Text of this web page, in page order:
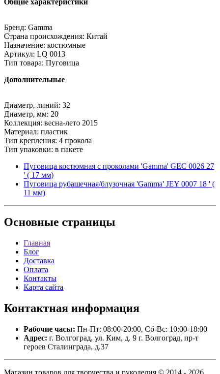
Бренд: Gamma
Страна происхождения: Китай
Назначение: костюмные
Артикул: LQ 0013
Тип товара: Пуговица
Дополнительные
Диаметр, линий: 32
Диаметр, мм: 20
Коллекция: весна-лето 2015
Материал: пластик
Тип крепления: 4 прокола
Тип упаковки: в пакете
Пуговица костюмная с проколами 'Gamma' GEC 0026 27
' ( 17 мм)
Пуговица рубашечная/блузочная 'Gamma' JEY 0007 18 ' (
11 мм)
Основные страницы
Главная
Блог
Доставка
Оплата
Контакты
Карта сайта
Контактная информация
Рабочие часы: Пн-Пт: 08:00-20:00, Сб-Вс: 10:00-18:00
Адрес: г. Волгоград, ул. Ким, д. 9 г. Волгоград, пр-т
героев Сталинграда, д.37